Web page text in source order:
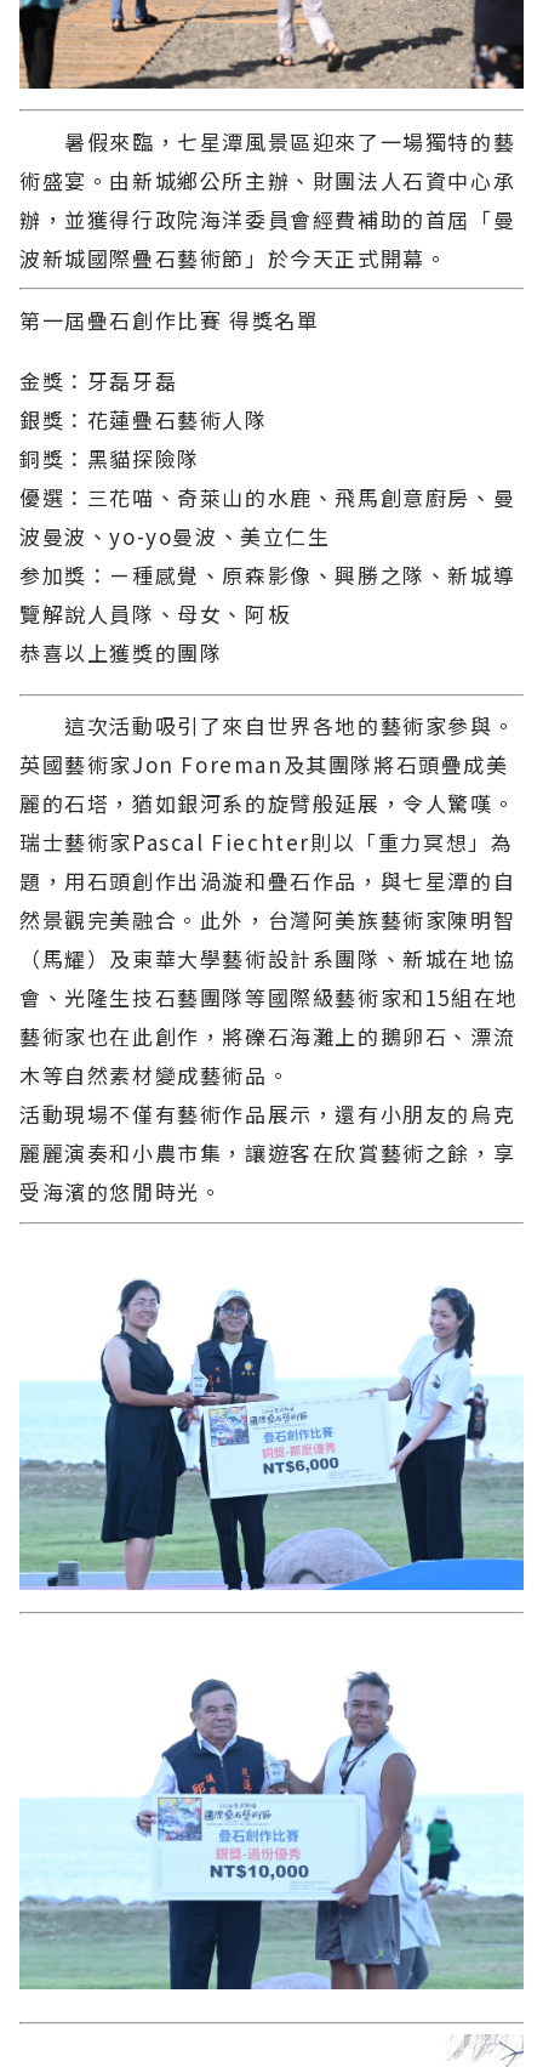
暑假來臨，七星潭風景區迎來了一場獨特的藝
術盛宴。由新城鄉公所主辦、財團法人石資中心承
辦，並獲得行政院海洋委員會經費補助的首屆「曼
波新城國際疊石藝術節」於今天正式開幕。
第一屆疊石創作比賽 得獎名單
金獎：牙磊牙磊
銀獎：花蓮疊石藝術人隊
銅獎：黑貓探險隊
優選：三花喵、奇萊山的水鹿、飛馬創意廚房、曼
波曼波、yo-yo曼波、美立仁生
参加獎：ㄧ種感覺、原森影像、興勝之隊、新城導
覽解說人員隊、母女、阿板
恭喜以上獲獎的團隊
這次活動吸引了來自世界各地的藝術家參與。
英國藝術家Jon Foreman及其團隊將石頭疊成美
麗的石塔，猶如銀河系的旋臂般延展，令人驚嘆。
瑞士藝術家Pascal Fiechter則以「重力冥想」為
題，用石頭創作出渦漩和疊石作品，與七星潭的自
然景觀完美融合。此外，台灣阿美族藝術家陳明智
（馬耀）及東華大學藝術設計系團隊、新城在地協
會、光隆生技石藝團隊等國際級藝術家和15組在地
藝術家也在此創作，將礫石海灘上的鵝卵石、漂流
木等自然素材變成藝術品。
活動現場不僅有藝術作品展示，還有小朋友的烏克
麗麗演奏和小農市集，讓遊客在欣賞藝術之餘，享
受海濱的悠閒時光。